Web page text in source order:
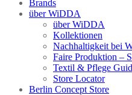
Brands
über WiDDA
über WiDDA
Kollektionen
Nachhaltigkeit bei
Faire Produktion –
Textil & Pflege
Store Locator
Berlin Concept Store